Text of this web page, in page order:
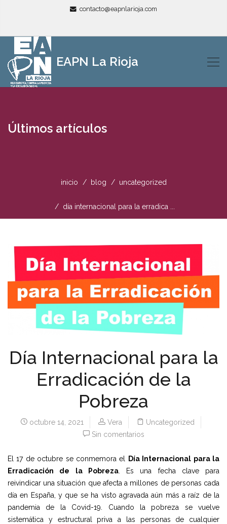
contacto@eapnlarioja.com
EAPN La Rioja
Últimos artículos
inicio blog uncategorized
día internacional para la erradica ...
Día Internacional para la
Erradicación de la
Pobreza
octubre 14, 2021 Vera
Uncategorized
Sin comentarios
El 17 de octubre se conmemora el Día Internacional para la
Erradicación de la Pobreza. Es una fecha clave para
reivindicar una situación que afecta a millones de personas cada
día en España, y que se ha visto agravada aún más a raíz de la
pandemia de la Covid-19. Cuando la pobreza se vuelve
sistemática y estructural priva a las personas de cualquier